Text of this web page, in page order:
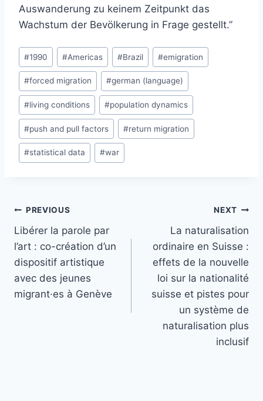
Auswanderung zu keinem Zeitpunkt das
Wachstum der Bevölkerung in Frage gestellt.”
Post
Tags:
#1990 #Americas #Brazil #emigration
#forced migration #german (language)
#living conditions #population dynamics
#push and pull factors #return migration
#statistical data #war
Post
navigation
PREVIOUS
Libérer la parole par
l’art : co-création d’un
dispositif artistique
avec des jeunes
migrant·es à Genève
NEXT
La naturalisation
ordinaire en Suisse :
effets de la nouvelle
loi sur la nationalité
suisse et pistes pour
un système de
naturalisation plus
inclusif